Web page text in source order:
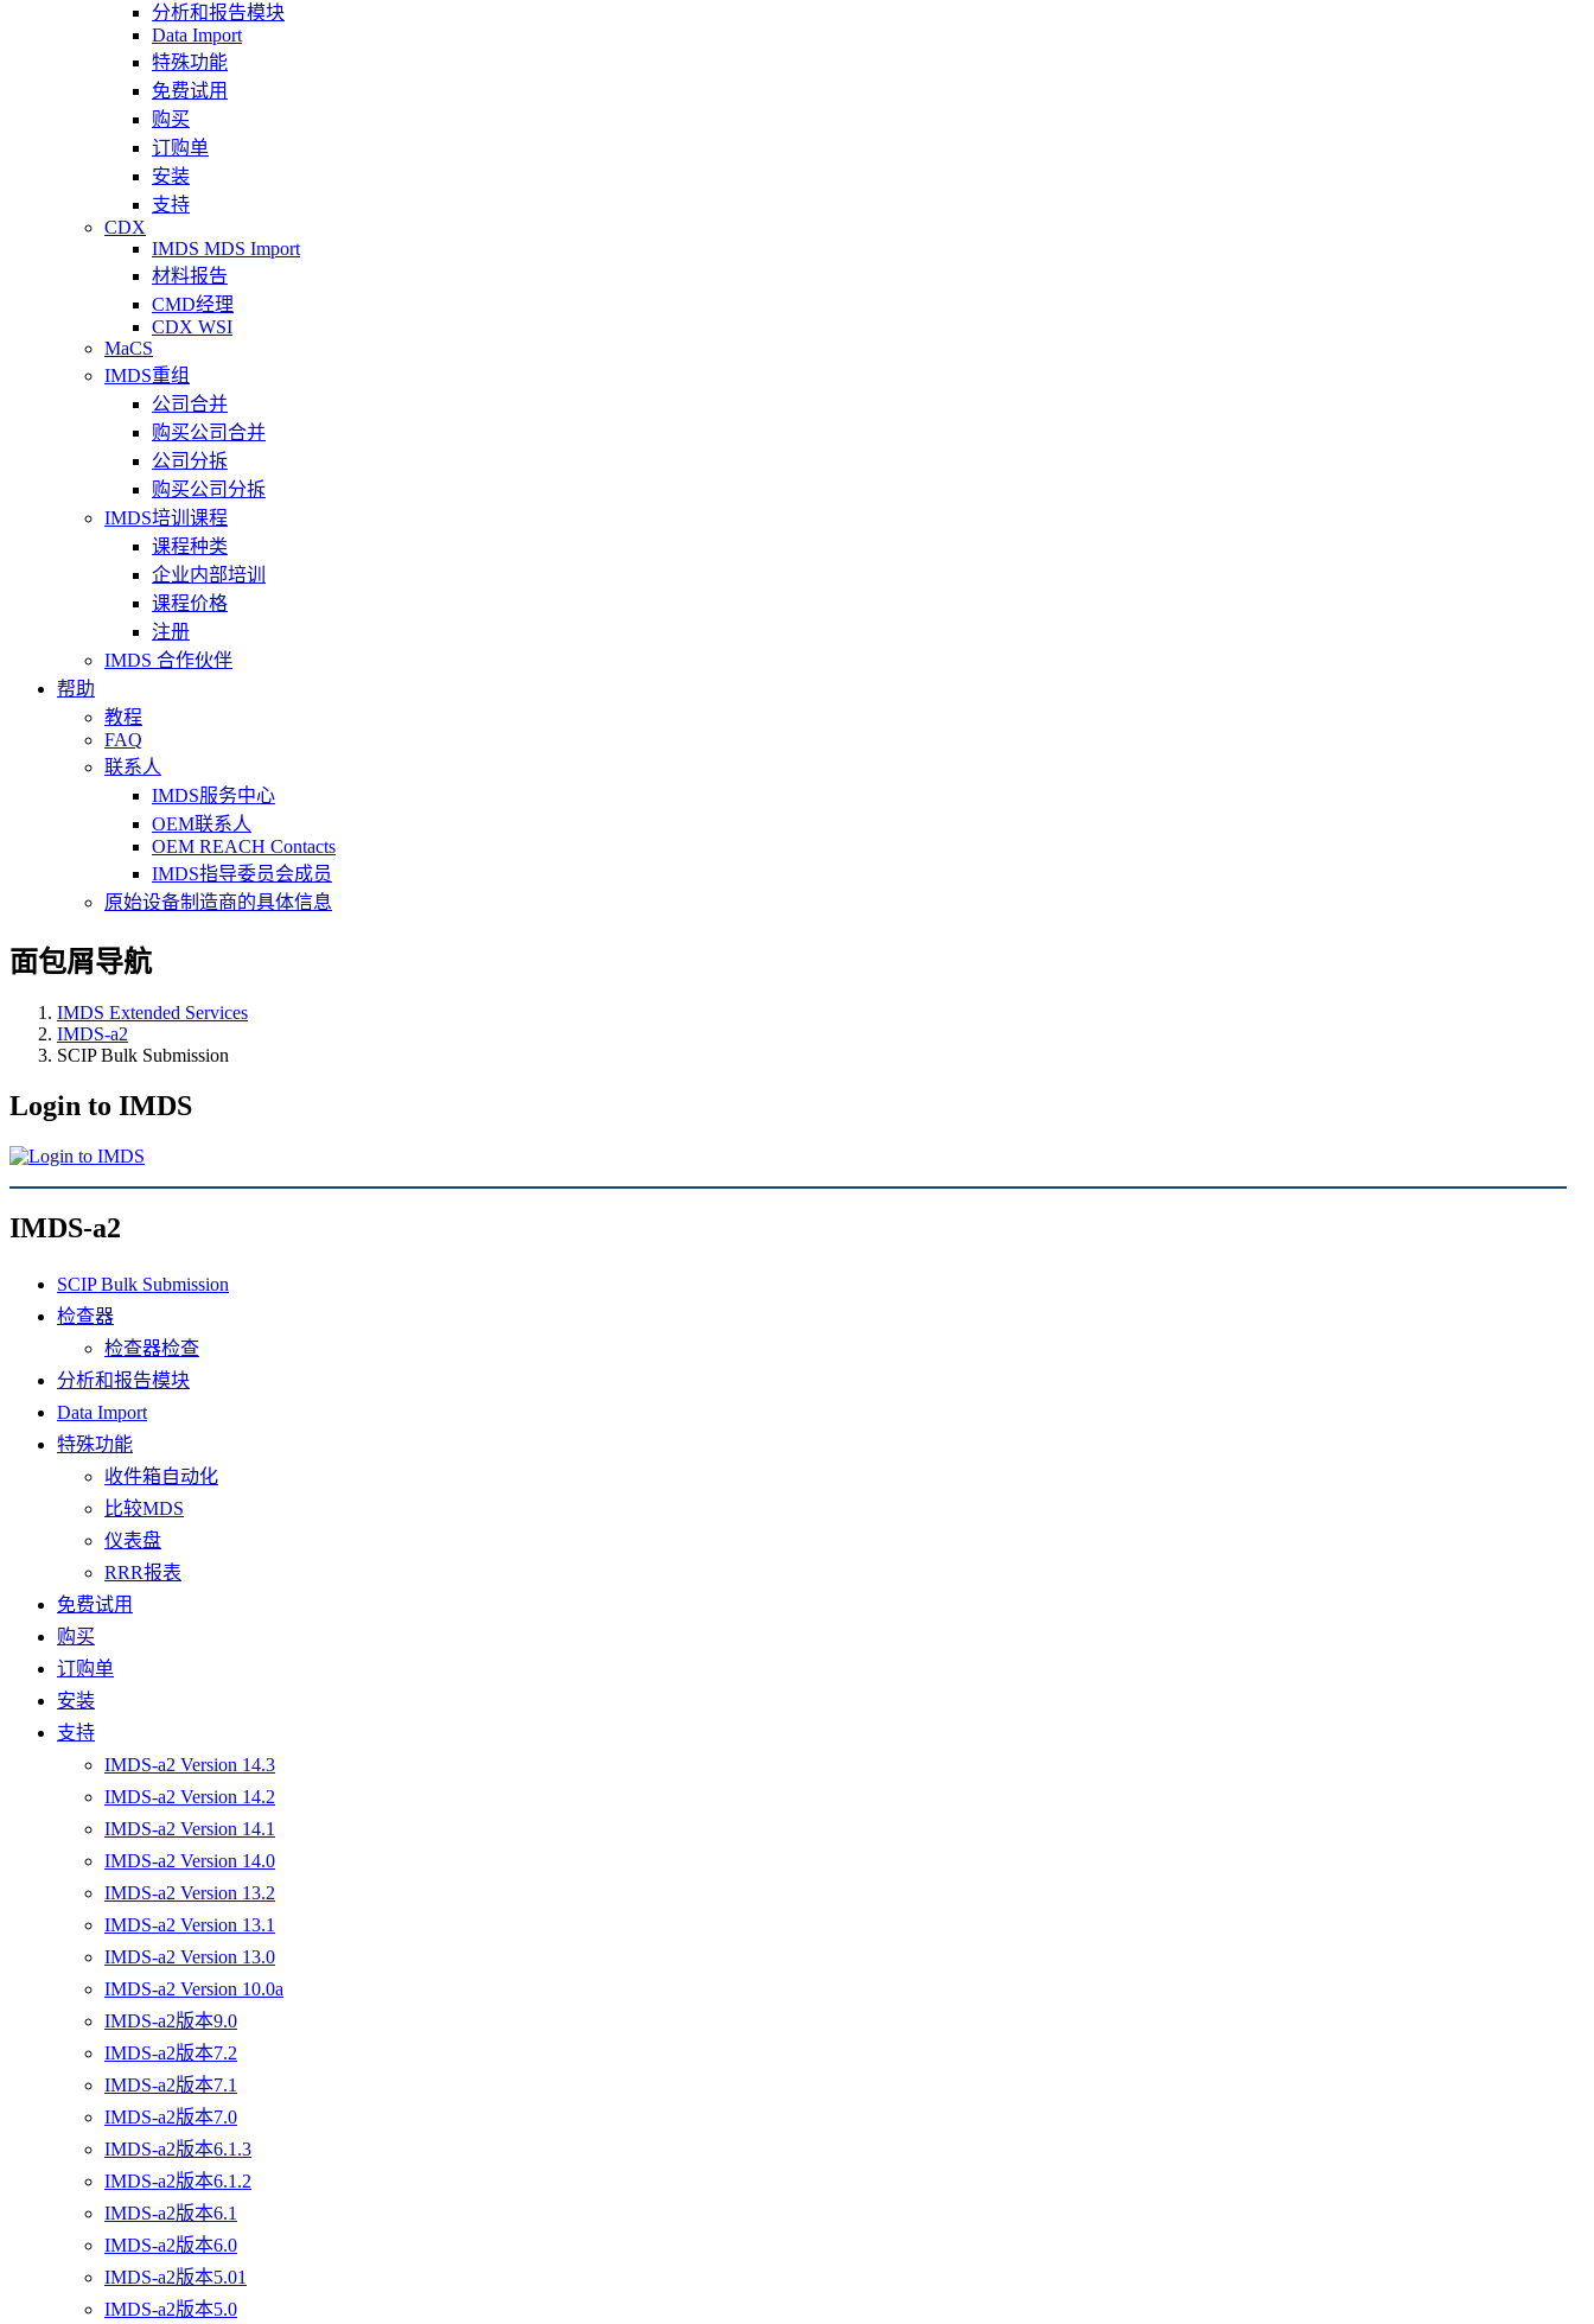
分析和报告模块
Data Import
特殊功能
免费试用
购买
订购单
安装
支持
CDX
IMDS MDS Import
材料报告
CMD经理
CDX WSI
MaCS
IMDS重组
公司合并
购买公司合并
公司分拆
购买公司分拆
IMDS培训课程
课程种类
企业内部培训
课程价格
注册
IMDS 合作伙伴
帮助
教程
FAQ
联系人
IMDS服务中心
OEM联系人
OEM REACH Contacts
IMDS指导委员会成员
原始设备制造商的具体信息
面包屑导航
IMDS Extended Services
IMDS-a2
SCIP Bulk Submission
Login to IMDS
IMDS-a2
SCIP Bulk Submission
检查器
检查器检查
分析和报告模块
Data Import
特殊功能
收件箱自动化
比较MDS
仪表盘
RRR报表
免费试用
购买
订购单
安装
支持
IMDS-a2 Version 14.3
IMDS-a2 Version 14.2
IMDS-a2 Version 14.1
IMDS-a2 Version 14.0
IMDS-a2 Version 13.2
IMDS-a2 Version 13.1
IMDS-a2 Version 13.0
IMDS-a2 Version 10.0a
IMDS-a2版本9.0
IMDS-a2版本7.2
IMDS-a2版本7.1
IMDS-a2版本7.0
IMDS-a2版本6.1.3
IMDS-a2版本6.1.2
IMDS-a2版本6.1
IMDS-a2版本6.0
IMDS-a2版本5.01
IMDS-a2版本5.0